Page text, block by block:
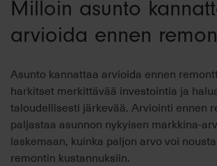
Milloin asunto
arvioida ennen
Asunto kannattaa arvioida ennen
harkitset merkittävää investointia ja
taloudellisesti järkevää. Arviointi ennen
paljastaa asunnon nykyisen markkina-
laskemaan, kuinka paljon arvo voi
remontin kustannuksiin.